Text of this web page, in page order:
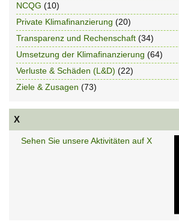
NCQG (10)
Private Klimafinanzierung (20)
Transparenz und Rechenschaft (34)
Umsetzung der Klimafinanzierung (64)
Verluste & Schäden (L&D) (22)
Ziele & Zusagen (73)
X
Sehen Sie unsere Aktivitäten auf X